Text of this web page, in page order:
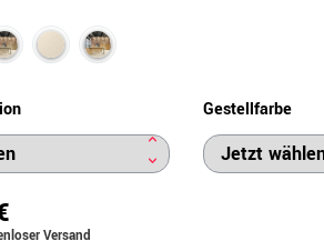
Gestellfarbe
Versand